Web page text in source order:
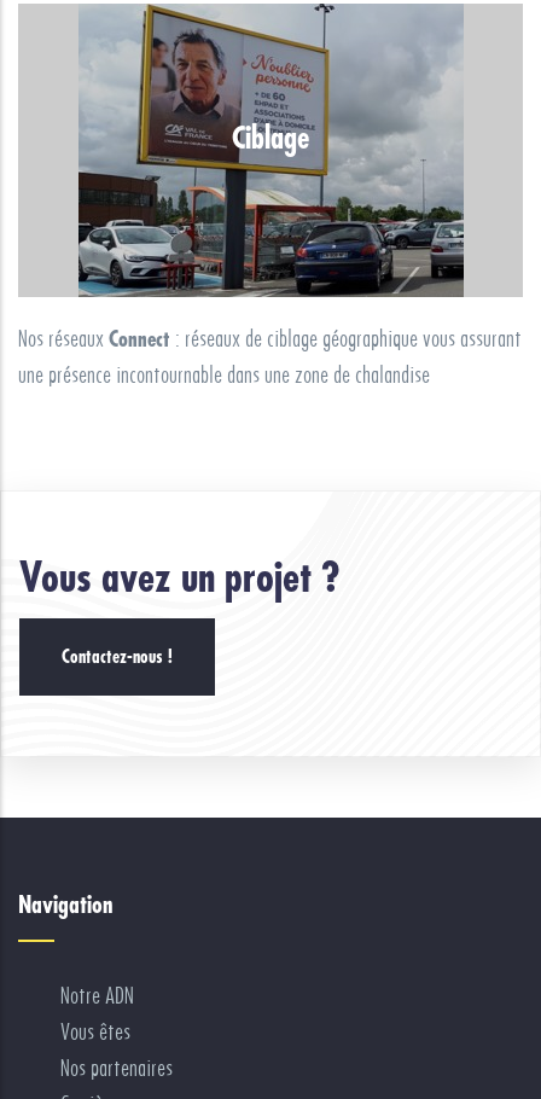
Ciblage
Nos réseaux Connect : réseaux de ciblage géographique vous assurant
une présence incontournable dans une zone de chalandise
Vous avez un projet ?
Contactez-nous !
Navigation
Notre ADN
Vous êtes
Nos partenaires